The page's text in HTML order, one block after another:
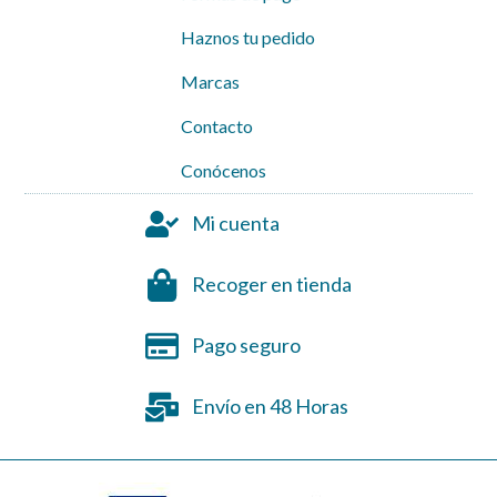
Haznos tu pedido
Marcas
Contacto
Conócenos
Mi cuenta
Recoger en tienda
Pago seguro
Envío en 48 Horas